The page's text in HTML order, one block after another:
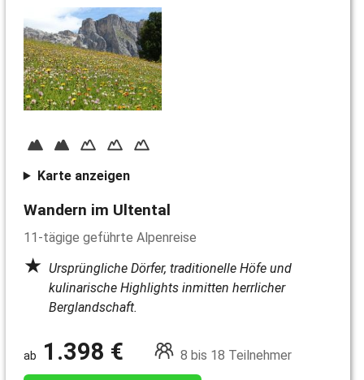
Karte anzeigen
Wandern im Ultental
11-tägige geführte Alpenreise
Ursprüngliche Dörfer, traditionelle Höfe und
kulinarische Highlights inmitten herrlicher
Berglandschaft.
1.398 € 8 bis 18 Teilnehmer